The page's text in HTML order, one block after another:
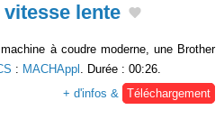
lente
à coudre moderne, une Brother
: MACHAppl . Durée : 00:26.
+ d'infos & Téléchargement